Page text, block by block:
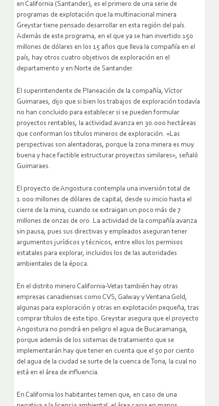
en California (Santander), es el primero de una serie de
programas de explotación que la multinacional minera
Greystar tiene pensado desarrollar en esta región del país.
Además de este programa, en el que ya se han invertido 150
millones de dólares en los 15 años que lleva la compañía en el
país, hay otros cuatro objetivos de exploración en el
departamento y en Norte de Santander.
El superintendente de Planeación de la compañía, Víctor
Guimaraes, dijo que si bien los trabajos de exploración todavía
no han concluido para establecer si se pueden formular
proyectos rentables, la actividad avanza en 30.000 hectáreas
que conforman los títulos mineros de exploración. «Las
perspectivas son alentadoras, porque la zona minera es muy
buena y hace factible estructurar proyectos similares», señaló
Guimaraes.
El proyecto de Angostura contempla una inversión total de
1.000 millones de dólares de capital, desde su inicio hasta el
cierre de la mina, cuando se extraigan un poco más de 7
millones de onzas de oro. La actividad de la compañía avanza
sin pausa, pues sus directivas y empleados aseguran tener
argumentos jurídicos y técnicos, entre ellos los permisos
estatales para explorar, incluidos los de las autoridades
ambientales de la época.
En el distrito minero California-Vetas también hay otras
empresas canadienses como CVS, Galway y Ventana Gold,
algunas para exploración y otras en explotación pequeña, tras
comprar títulos de este tipo. Greystar asegura que el proyecto
Angostura no pondrá en peligro el agua de Bucaramanga,
porque además de los sistemas de tratamiento que se
implementarán hay que tener en cuenta que el 50 por ciento
del agua de la ciudad se surte de la cuenca de Tona, la cual no
está en el área de influencia.
En California los habitantes temen que, en caso de una